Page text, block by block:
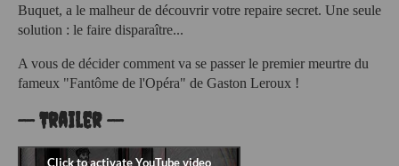
Buquet, a le malheur de découvrir votre repaire secret. Une seule
solution : le faire disparaître...
A vous de décider comment va se passer le premier meurtre du
fameux "Fantôme de l'Opéra" de Gaston Leroux !
-- Trailer --